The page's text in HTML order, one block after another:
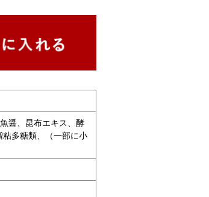
醤、昆布エキス、酵
多糖類、（一部に小